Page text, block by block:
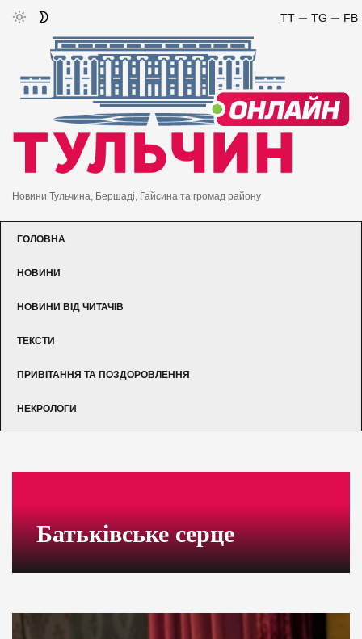
FB
TG
TT
Новини Тульчина, Бершаді, Гайсина та громад району
ГОЛОВНА
НОВИНИ
НОВИНИ ВІД ЧИТАЧІВ
ТЕКСТИ
ПРИВІТАННЯ ТА ПОЗДОРОВЛЕННЯ
НЕКРОЛОГИ
Батьківське серце